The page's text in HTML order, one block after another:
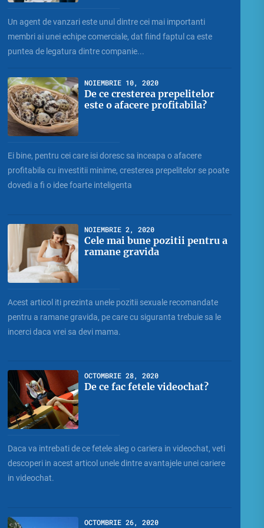
Un agent de vanzari este unul dintre cei mai importanti
membri ai unei echipe comerciale, dat fiind faptul ca este
puntea de legatura dintre companie...
NOIEMBRIE 10, 2020
De ce cresterea prepelitelor
este o afacere profitabila?
Ei bine, pentru cei care isi doresc sa inceapa o afacere
profitabila cu investitii minime, cresterea prepelitelor se poate
dovedi a fi o idee foarte inteligenta
NOIEMBRIE 2, 2020
Cele mai bune pozitii pentru a
ramane gravida
Acest articol iti prezinta unele pozitii sexuale recomandate
pentru a ramane gravida, pe care cu siguranta trebuie sa le
incerci daca vrei sa devi mama.
OCTOMBRIE 28, 2020
De ce fac fetele videochat?
Daca va intrebati de ce fetele aleg o cariera in videochat, veti
descoperi in acest articol unele dintre avantajele unei cariere
in videochat.
OCTOMBRIE 26, 2020